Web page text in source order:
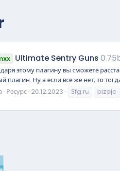
Ultimate Sentry Guns
этому плагину вы сможете
плагин. Ну а если все же нет, то
Ресурс 20.12.2023 3fg.ru bizaje